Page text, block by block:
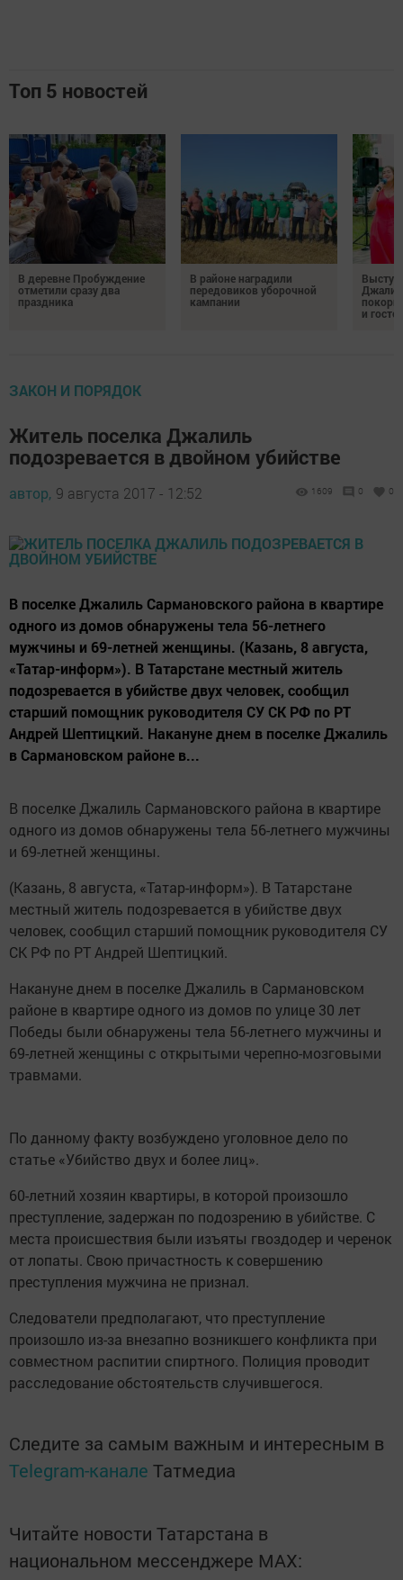
Топ 5 новостей
В деревне Пробуждение
отметили сразу два
праздника
В районе наградили
передовиков уборочной
кампании
и
ЗАКОН И ПОРЯДОК
Житель поселка Джалиль
подозревается в двойном убийстве
автор, 9 августа 2017 - 12:52 1609 0 0
В поселке Джалиль Сармановского района в квартире
одного из домов обнаружены тела 56-летнего
мужчины и 69-летней женщины. (Казань, 8 августа,
«Татар-информ»). В Татарстане местный житель
подозревается в убийстве двух человек, сообщил
старший помощник руководителя СУ СК РФ по РТ
Андрей Шептицкий. Накануне днем в поселке Джалиль
в Сармановском районе в...
В поселке Джалиль Сармановского района в квартире
одного из домов обнаружены тела 56-летнего мужчины
и 69-летней женщины.
(Казань, 8 августа, «Татар-информ»). В Татарстане
местный житель подозревается в убийстве двух
человек, сообщил старший помощник руководителя СУ
СК РФ по РТ Андрей Шептицкий.
Накануне днем в поселке Джалиль в Сармановском
районе в квартире одного из домов по улице 30 лет
Победы были обнаружены тела 56-летнего мужчины и
69-летней женщины с открытыми черепно-мозговыми
травмами.
По данному факту возбуждено уголовное дело по
статье «Убийство двух и более лиц».
60-летний хозяин квартиры, в которой произошло
преступление, задержан по подозрению в убийстве. С
места происшествия были изъяты гвоздодер и черенок
от лопаты. Свою причастность к совершению
преступления мужчина не признал.
Следователи предполагают, что преступление
произошло из-за внезапно возникшего конфликта при
совместном распитии спиртного. Полиция проводит
расследование обстоятельств случившегося.
Следите за самым важным и интересным в
Telegram-канале Татмедиа
Читайте новости Татарстана в
национальном мессенджере MАХ: